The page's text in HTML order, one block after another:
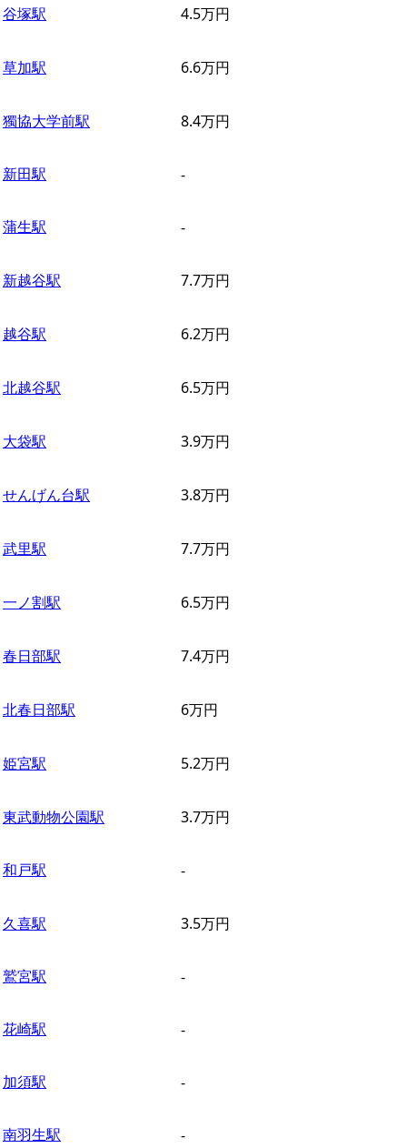
谷塚駅 4.5万円
草加駅 6.6万円
獨協大学前駅 8.4万円
新田駅 -
蒲生駅 -
新越谷駅 7.7万円
越谷駅 6.2万円
北越谷駅 6.5万円
大袋駅 3.9万円
せんげん台駅 3.8万円
武里駅 7.7万円
一ノ割駅 6.5万円
春日部駅 7.4万円
北春日部駅 6万円
姫宮駅 5.2万円
東武動物公園駅 3.7万円
和戸駅 -
久喜駅 3.5万円
鷲宮駅 -
花崎駅 -
加須駅 -
南羽生駅 -